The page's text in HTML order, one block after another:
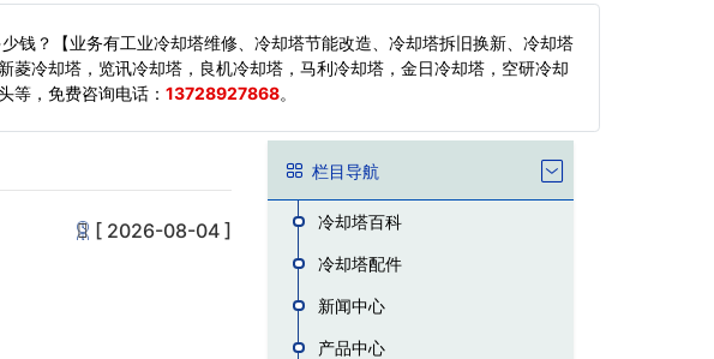
钱？【业务有工业冷却塔维修、冷却塔节能改造、冷却塔拆旧换新、冷却塔
冷却塔，览讯冷却塔，良机冷却塔，马利冷却塔，金日冷却塔，空研冷却
等， 免费咨询电话： 13728927868。
[ 2026-08-04 ]
栏目导航
冷却塔百科
冷却塔配件
新闻中心
产品中心